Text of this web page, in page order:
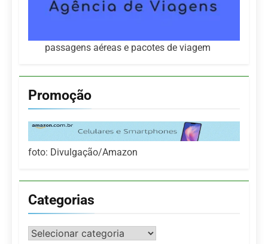
passagens aéreas e pacotes de viagem
Promoção
foto: Divulgação/Amazon
Categorias
Categorias